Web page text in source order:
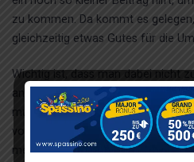
zu kommen. Da kommt es
gleichzeitig etwas Gutes für die
Wichtig ist, dass man dabei nicht
animiert wird. Wenn du in der
musst du immer
von der Idee verleiten lassen,
mehr helfen kannst. Es ist ein